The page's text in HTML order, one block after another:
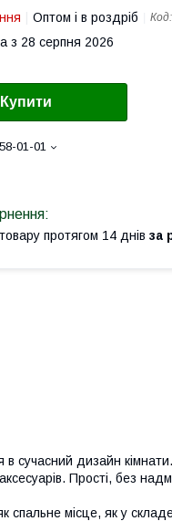
Оптом і в роздріб Код:
з 28 серпня 2026
Купити
01-01
протягом 14 днів за
сучасний дизайн
Прості, без
місце, як у